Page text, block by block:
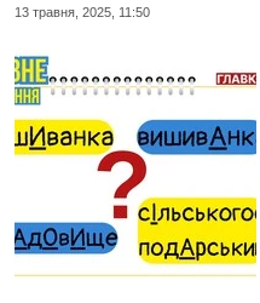
13 травня, 2025, 11:50